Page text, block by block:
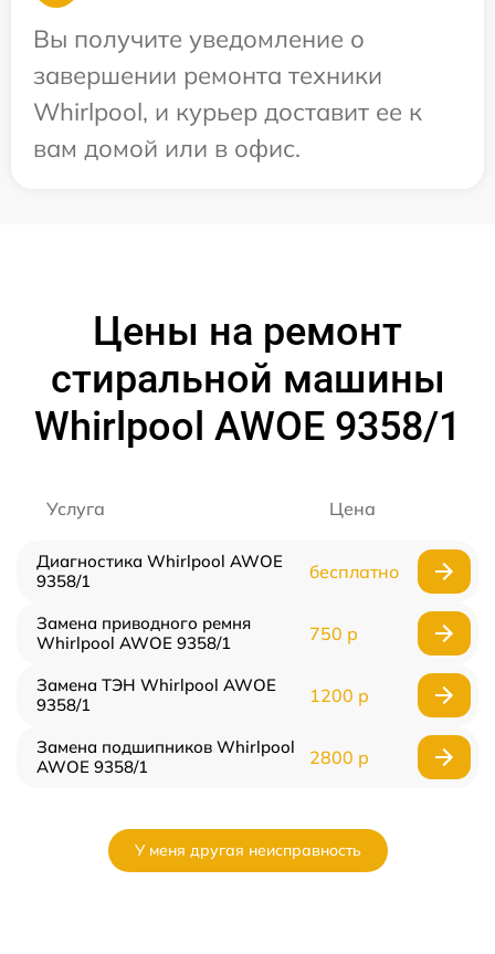
Вы получите уведомление о
завершении ремонта техники
Whirlpool, и курьер доставит ее к
вам домой или в офис.
Цены на ремонт
стиральной машины
Whirlpool AWOE 9358/1
Услуга Цена
Диагностика Whirlpool AWOE
9358/1
бесплатно
Замена приводного ремня
Whirlpool AWOE 9358/1
750 р
Замена ТЭН Whirlpool AWOE
9358/1
1200 р
Замена подшипников Whirlpool
AWOE 9358/1
2800 р
У меня другая неисправность